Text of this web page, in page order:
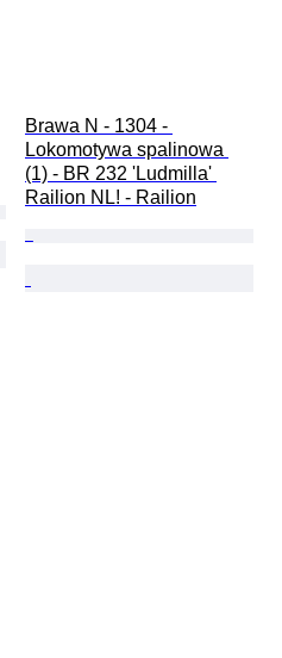
Brawa N - 1304 -
Lokomotywa spalinowa
(1) - BR 232 'Ludmilla'
Railion NL! - Railion